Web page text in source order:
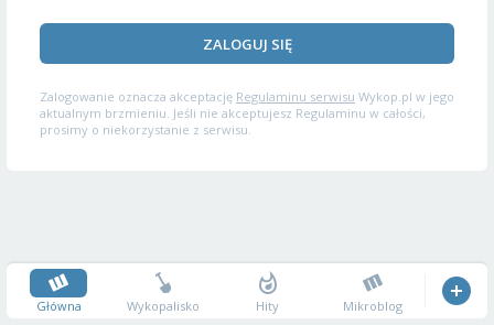
ZALOGUJ SIĘ
Zalogowanie oznacza akceptację Regulaminu serwisu Wykop.pl w jego
aktualnym brzmieniu. Jeśli nie akceptujesz Regulaminu w całości,
prosimy o niekorzystanie z serwisu.
Główna Wykopalisko Hity Mikroblog